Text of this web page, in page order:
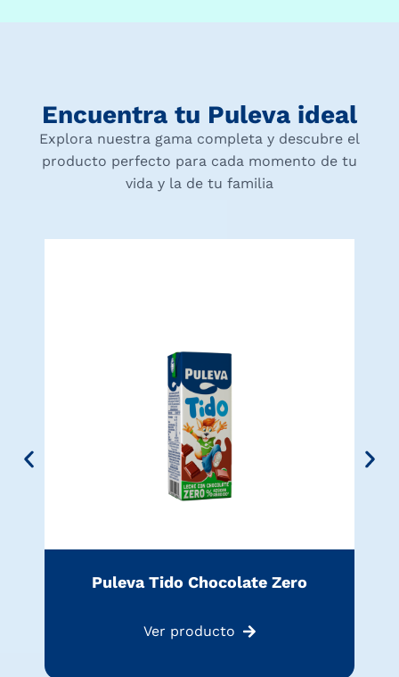
Encuentra tu Puleva ideal
Explora nuestra gama completa y descubre el
producto perfecto para cada momento de tu
vida y la de tu familia
Puleva Tido Chocolate Zero
Ver producto